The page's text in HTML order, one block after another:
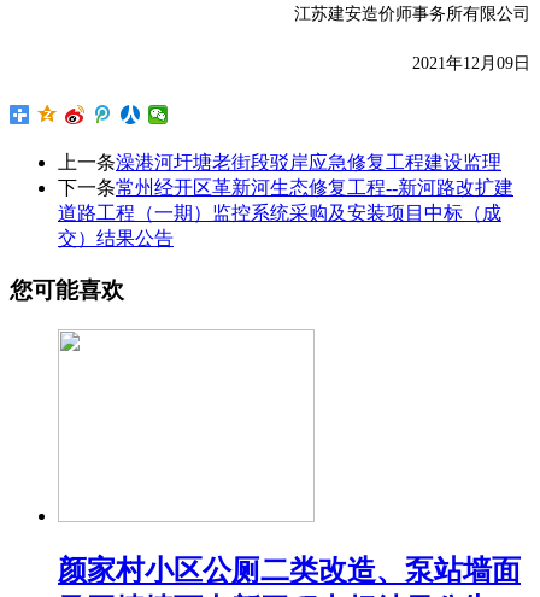
江苏建安造价师事务所有限公司
2021年12月 09 日
上一条澡港河圩塘老街段驳岸应急修复工程建设监理
下一条常州经开区革新河生态修复工程--新河路改扩建
道路工程（一期）监控系统采购及安装项目中标（成
交）结果公告
您可能喜欢
颜家村小区公厕二类改造、泵站墙面